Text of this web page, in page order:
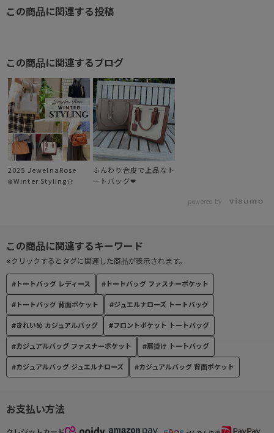
必要な荷物が十分入る容量になっています。
スマートフォンや定期などの収納に便利な外ポケットの他、
【内ポケット】
・ベタポケット×2
・ファスナーポケット×1
【外ポケット】
・フロントポケット×1
※おしらせ※
撮影時の照明の関係により、実際よりも色味が異なって見える場合
がございます。
また、ご覧いただいているモニターの環境によっても実際の色と多
少異なる場合がございます。
予告なく仕様変更する場合がございますのでご了承下さいませ。
クイックリンク（気になるカテゴリーページをチェック！）
【ブランドTOPに戻る】
【リュックサック】
【カジュアルバッグ】
【トローリー・ケース】
お支払い方法
#トートバッグ レディース #トートバッグ ファスナーポケット
#トートバッグ 背面ポケット #ジュエルナローズ トートバッグ
#きれいめ カジュアルバッグ #フロントポケット トートバッグ
#カジュアルバッグ ファスナーポケット #肩掛け トートバッグ
#カジュアルバッグ ジュエルナローズ #カジュアルバッグ 背面ポケット
※クリックするとタグに関連した商品が表示されます。
この商品に関連する投稿
この商品に関連するブログ
2025 JewelnaRose
❄️Winter Styling⛄
ふんわり合皮で上品なト
ートバッグ❤︎
powered by